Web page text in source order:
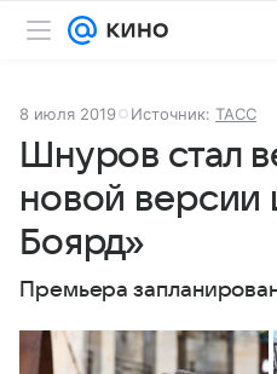
8 июля 2019 Источник: ТАСС
Шнуров стал
новой
Боярд»
Премьера